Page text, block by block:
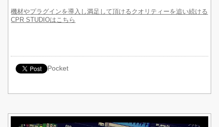
機材やプラグインを導入し満足して頂けるクオリティーを追い続ける
CPR STUDIOはこちら
Pocket